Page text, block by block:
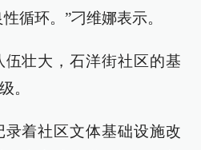
循环。”刁维娜表示。
壮大，石洋街社区的基
。
着社区文体基础设施改